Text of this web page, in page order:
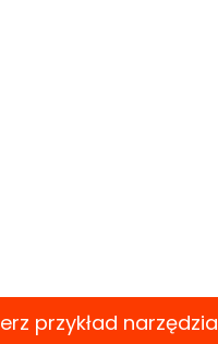
przykład narzędzia